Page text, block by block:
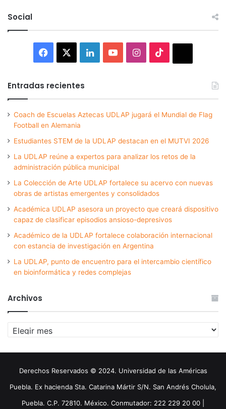
Social
Facebook LinkedInYouTubeInstagram
Entradas recientes
Coach de Escuelas Aztecas UDLAP jugará el Mundial de Flag
Football en Alemania
Estudiantes STEM de la UDLAP destacan en el MUTVI 2026
La UDLAP reúne a expertos para analizar los retos de la
administración pública municipal
La Colección de Arte UDLAP fortalece su acervo con nuevas
obras de artistas emergentes y consolidados
Académica UDLAP asesora un proyecto que creará dispositivo
capaz de clasificar episodios ansioso-depresivos
Académico de la UDLAP fortalece colaboración internacional
con estancia de investigación en Argentina
La UDLAP, punto de encuentro para el intercambio científico
en bioinformática y redes complejas
Archivos
Archivos
Derechos Reservados © 2024. Universidad de las Américas
Puebla. Ex hacienda Sta. Catarina Mártir S/N. San Andrés Cholula,
Puebla. C.P. 72810. México. Conmutador: 222 229 20 00 |